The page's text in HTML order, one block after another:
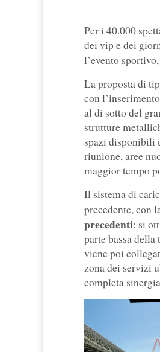
Per i 40.000
dei vip e dei
l’evento
La proposta di
con
al di sotto del
strutture
spazi disponibili
riunione, aree
maggior tempo
Il sistema di
precedente, con
precedenti: si
parte bassa
viene poi
zona dei servizi
completa